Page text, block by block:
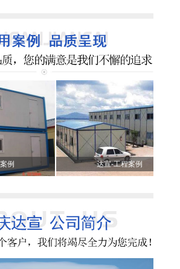
达宣-工程案例